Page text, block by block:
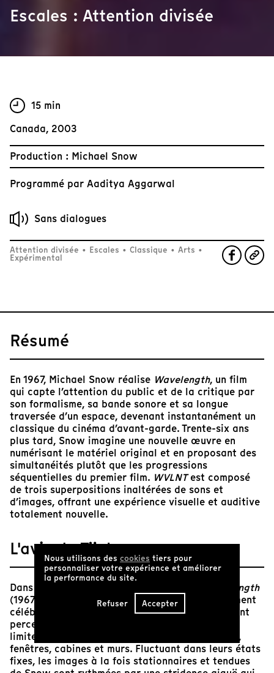
Escales : Attention divisée
15 min
Canada, 2003
Production : Michael Snow
Programmé par Aaditya Aggarwal
Sans dialogues
Attention divisée • Escales • Classique • Arts •
Expérimental
Résumé
En 1967, Michael Snow réalise Wavelength, un film
qui capte l’attention du public et de la critique par
son formalisme, sa bande sonore et sa longue
traversée d’un espace, devenant instantanément un
classique du cinéma d’avant-garde. Trente-six ans
plus tard, Snow imagine une nouvelle œuvre en
numérisant le matériel original et en proposant des
simultanéités plutôt que les progressions
séquentielles du premier film. WVLNTest composé
de trois superpositions inaltérées de sons et
d’images, offrant une expérience visuelle et auditive
totalement nouvelle.
L'avis de Tënk
Dans cette itération remixée de l'œuvre
Wavelength
(1967) de Michael Snow, souvent citée et largement
célébrée, trois superpositions ondulent et rendent
perceptible la tension qui active les plans des
limites intérieures, par ailleurs animées - portes,
fenêtres, cabines et murs. Fluctuant dans leurs états
fixes, les images à la fois stationnaires et tendues
Nous utilisons des cookies tiers pour
personnaliser votre expérience et améliorer
la performance du site.
Refuser Accepter